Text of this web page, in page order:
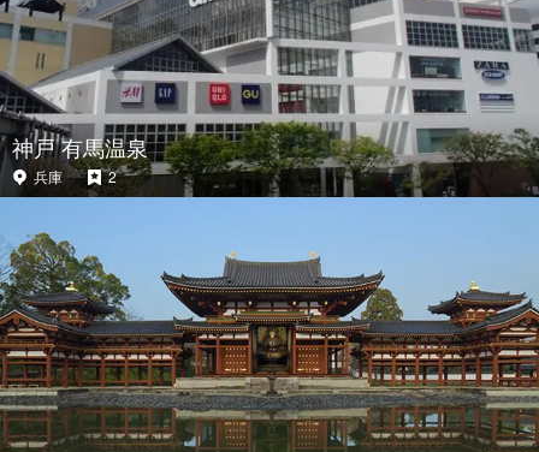
神戸 有馬温泉
兵庫 2